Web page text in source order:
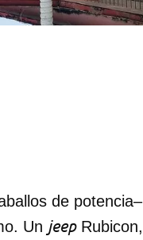
de potencia–
Un jeepRubicon,